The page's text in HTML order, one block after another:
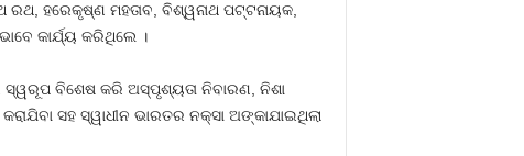
ରଥ, ହରେକୃଷ୍ଣ ମହତାବ, ବିଶ୍ୱନାଥ ପଟ୍ଟନାୟକ,
କାର୍ଯ୍ୟ କରିଥିଲେ ।
ସ୍ୱରୂପ ବିଶେଷ କରି ଅସ୍ପୃଶ୍ୟତା ନିବାରଣ, ନିଶା
ସହ ସ୍ୱାଧୀନ ଭାରତର ନକ୍ସା ଅଙ୍କାଯାଇଥିଲା